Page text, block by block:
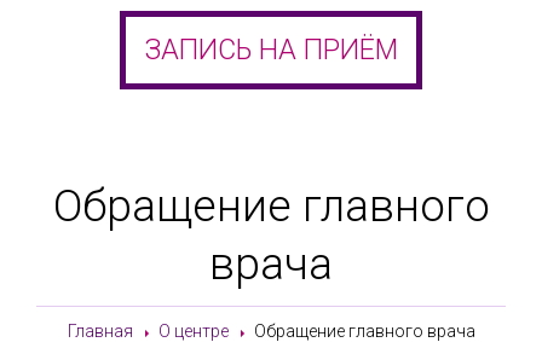
ЗАПИСЬ НА ПРИЁМ
Обращение главного
врача
Главная О центре Обращение главного врача